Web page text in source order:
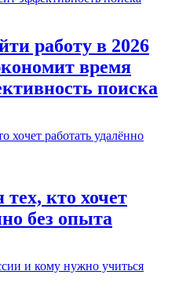
работу в 2026
время
поиска
кто хочет
без опыта